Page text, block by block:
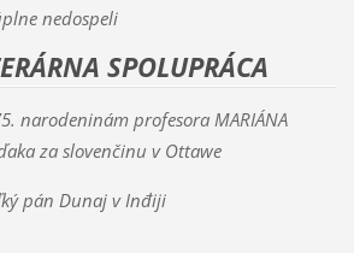
nedospeli
SPOLUPRÁCA
narodeninám profesora MARIÁNA
za slovenčinu v Ottawe
pán Dunaj v Inđiji